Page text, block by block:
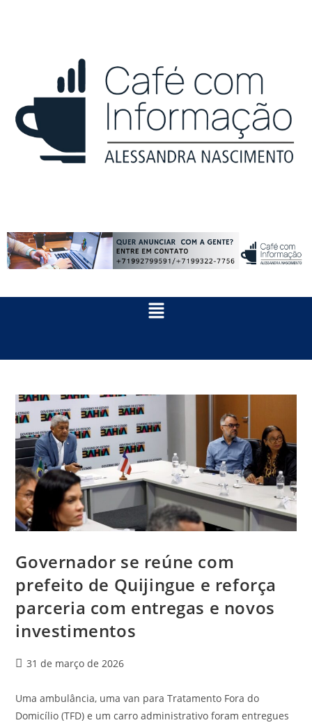
Governador se reúne com
prefeito de Quijingue e reforça
parceria com entregas e novos
investimentos
31 de março de 2026
Uma ambulância, uma van para Tratamento Fora do
Domicílio (TFD) e um carro administrativo foram entregues